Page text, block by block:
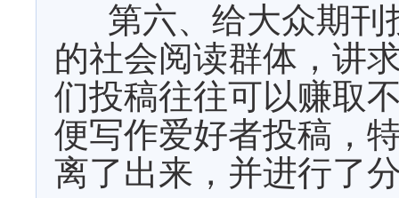
第六、给大众期
的社会阅读群体，讲
们投稿往往可以赚取
便写作爱好者投稿，
离了出来，并进行了